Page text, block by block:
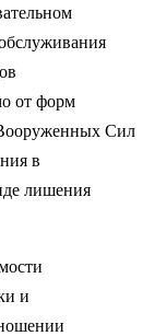
от форм
Сил
в
лишения
и